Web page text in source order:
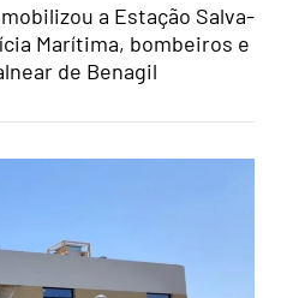
a Estação Salva-
Marítima, bombeiros e
de Benagil